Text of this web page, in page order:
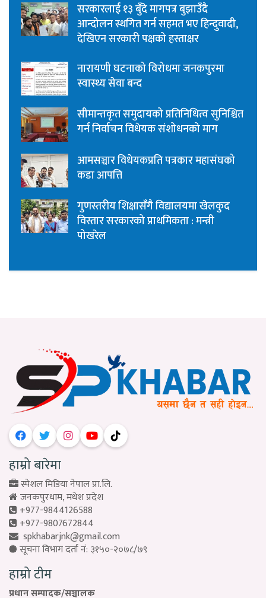
सरकारलाई १३ बुँदे मागपत्र बुझाउँदै
आन्दोलन स्थगित गर्न सहमत भए हिन्दुवादी,
देखिएन सरकारी पक्षको हस्ताक्षर
नारायणी घटनाको विरोधमा जनकपुरमा
स्वास्थ्य सेवा बन्द
सीमान्तकृत समुदायको प्रतिनिधित्व सुनिश्चित
गर्न निर्वाचन विधेयक संशोधनको माग
आमसञ्चार विधेयकप्रति पत्रकार महासंघको
कडा आपत्ति
गुणस्तरीय शिक्षासँगै विद्यालयमा खेलकुद
विस्तार सरकारको प्राथमिकता : मन्त्री
पोखरेल
हाम्रो बारेमा
स्पेशल मिडिया नेपाल प्रा.लि.
जनकपुरधाम, मधेश प्रदेश
+977-9844126588
+977-9807672844
spkhabarjnk@gmail.com
सूचना विभाग दर्ता नं: ३१५०-२०७८/७९
हाम्रो टीम
प्रधान सम्पादक/सञ्चालक